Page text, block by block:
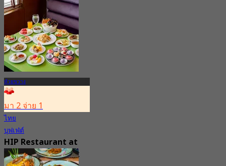
ห้วยขวาง
มา 2 จ่าย 1
ไทย
บุฟเฟ่ต์
HIP Restaurant at
Hip Hotel Bangkok